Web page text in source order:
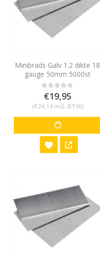
Minibrads Galv 1.2 dikte 18
gauge 50mm 5000st
0out of 5
€19,95
(€24,14incl. BTW)